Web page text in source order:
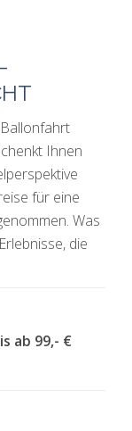
Ihnen
für eine
Was
die
99,- €